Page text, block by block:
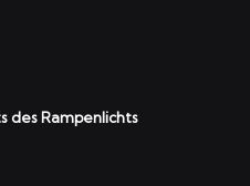
des Rampenlichts